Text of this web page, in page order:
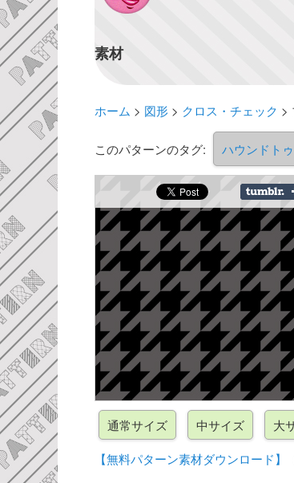
素材
ホーム > 図形> クロス・チェック >
このパターンのタグ: ハウンドト
【無料パターン素材ダウンロード】